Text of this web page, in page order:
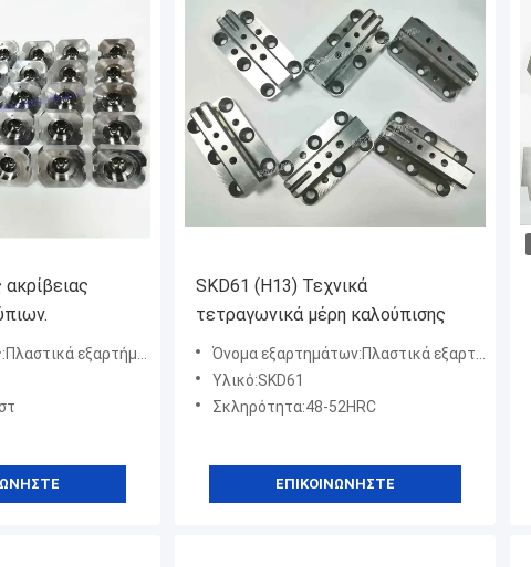
εξαρτήματα καλουπιού
SKD61 (H13) Τεχνικά
τετραγωνικά μέρη καλούπισης
Όνομα εξαρτημάτων:Πλαστικά εξαρτήματα καλουπιού
Υλικό:SKD61
Σκληρότητα:48-52HRC
ΕΠΙΚΟΙΝΩΝΉΣΤΕ